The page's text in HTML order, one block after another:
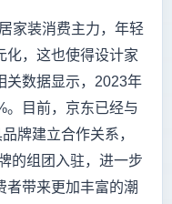
家装消费主力，年轻
化，这也使得设计家
关数据显示，2023年
。目前，京东已经与
牌建立合作关系，
的组团入驻，进一步
者带来更加丰富的潮